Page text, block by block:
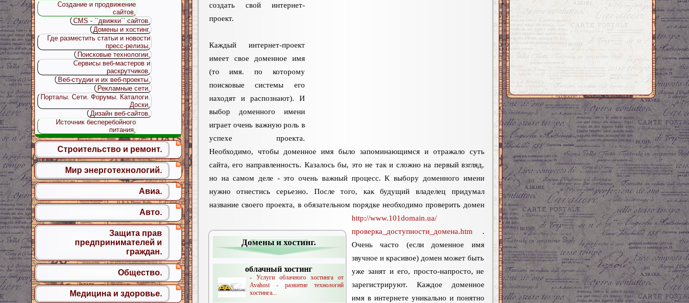
Домены и хостинг.
облачный хостинг
- Услуги облачного хостинга от
Avahost - развитие технологий
хостинга...
создать свой интернет-
проект.
Каждый интернет-проект
имеет свое доменное имя
(то имя. по которому
поисковые системы его
находят и распознают). И
выбор доменного имени
играет очень важную роль в
успехе проекта.
Необходимо, чтобы доменное имя было запоминающимся и отражало суть
сайта, его направленность. Казалось бы, это не так и сложно на первый взгляд,
но на самом деле - это очень важный процесс. К выбору доменного имени
нужно отнестись серьезно. После того, как будущий владелец придумал
название своего проекта, в обязательном порядке необходимо проверить домен
http://www.101domain.ua/
проверка_доступности_домена.htm .
Очень часто (если доменное имя
звучное и красивое) домен может быть
уже занят и его, просто-напросто, не
зарегистрируют. Каждое доменное
имя в интернете уникально и понятно
Создание и продвижение
сайтов.
CMS - ``движки`` сайтов.
Домены и хостинг.
Где разместить статьи и новости
пресс-релизы.
Поисковые технологии.
Сервисы веб-мастеров и
раскрутчиков.
Веб-студии и их веб-проекты.
Рекламные сети.
Порталы. Сети. Форумы. Каталоги.
Доски.
Дизайн веб-сайтов.
Источник бесперебойного
питания.
Строительство и ремонт.
Мир энерготехнологий.
Авиа.
Авто.
Защита прав
предпринимателей и
граждан.
Общество.
Медицина и здоровье.